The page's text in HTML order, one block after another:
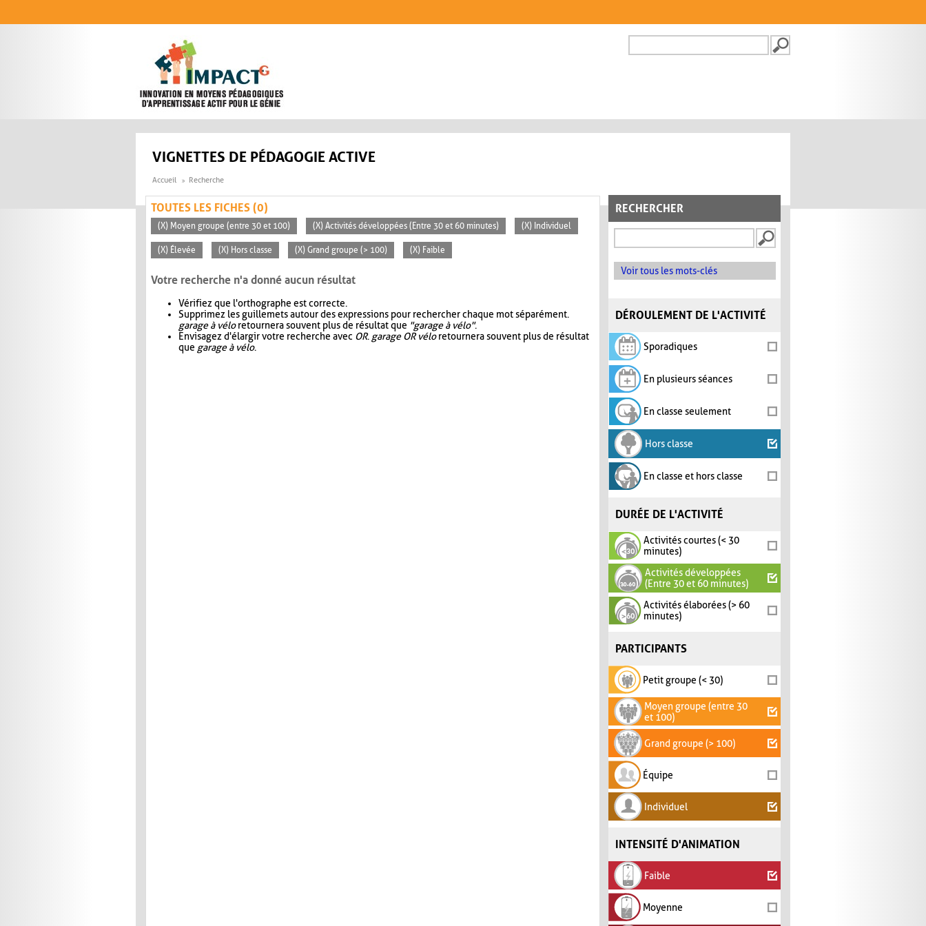
FORMULAIRE DE
VIGNETTES DE PÉDAGOGIE ACTIVE
Accueil Recherche
RECHERCHER
Voir tous les mots-clés
DÉROULEMENT DE L'ACTIVITÉ
Sporadiques
En plusieurs séances
En classe seulement
Hors classe
En classe et hors classe
DURÉE DE L'ACTIVITÉ
Activités courtes (< 30
minutes)
Activités développées
(Entre 30 et 60 minutes)
Activités élaborées (> 60
minutes)
PARTICIPANTS
Petit groupe (< 30)
Moyen groupe (entre 30
et 100)
Grand groupe (> 100)
Équipe
Individuel
INTENSITÉ D'ANIMATION
Faible
Moyenne
TOUTES LES FICHES (0)
(X) Moyen groupe (entre 30 et 100) (X) Activités développées (Entre 30 et 60 minutes) (X) Individuel
(X) Élevée (X) Hors classe (X) Grand groupe (> 100) (X) Faible
Votre recherche n'a donné aucun résultat
Vérifiez que l'orthographe est correcte.
Supprimez les guillemets autour des expressions pour rechercher chaque mot séparément.
garage à véloretournera souvent plus de résultat que "garage à vélo".
Envisagez d'élargir votre recherche avec OR. garage OR véloretournera souvent plus de résultat
que garage à vélo.